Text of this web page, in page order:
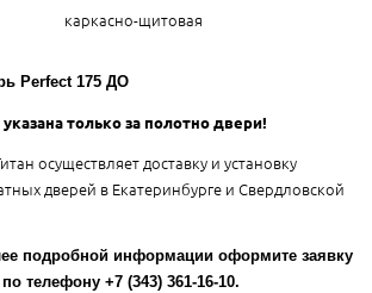
каркасно-щитовая
Perfect 175 ДО
только за полотно двери!
осуществляет доставку и установку
дверей в Екатеринбурге и Свердловской
подробной информации оформите заявку
телефону +7 (343) 361-16-10.